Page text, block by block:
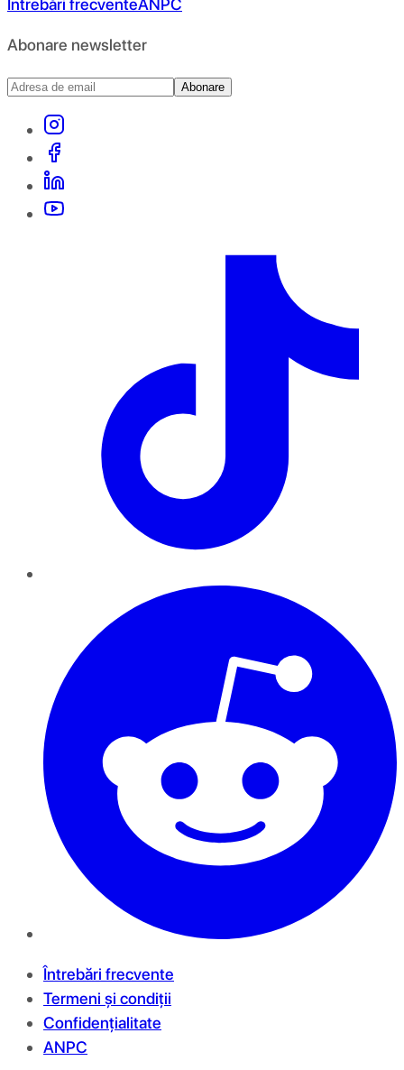
Întrebări frecventeANPC
Abonare newsletter
Abonare
Întrebări frecvente
Termeni și condiții
Confidențialitate
ANPC